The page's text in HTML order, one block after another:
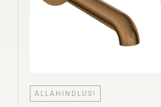
ALLAHINDLUS!